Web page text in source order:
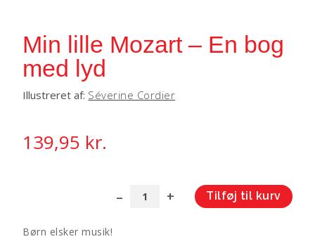
Min lille Mozart – En bog
med lyd
Illustreret af: Séverine Cordier
139,95 kr.
Min
Tilføj til kurv
A
Børn elsker musik!